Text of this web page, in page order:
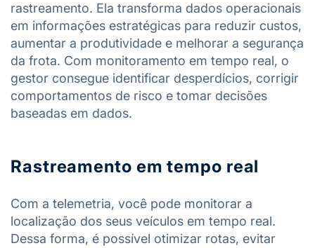
rastreamento. Ela transforma dados operacionais
em informações estratégicas para reduzir custos,
aumentar a produtividade e melhorar a segurança
da frota. Com monitoramento em tempo real, o
gestor consegue identificar desperdícios, corrigir
comportamentos de risco e tomar decisões
baseadas em dados.
Rastreamento em tempo real
Com a telemetria, você pode monitorar a
localização dos seus veículos em tempo real.
Dessa forma, é possível otimizar rotas, evitar